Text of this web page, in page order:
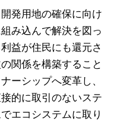
発用地の確保に向け
み込んで解決を図っ
益が住民にも還元さ
関係を構築すること
ーシップへ変革し、
的に取引のないステ
エコシステムに取り